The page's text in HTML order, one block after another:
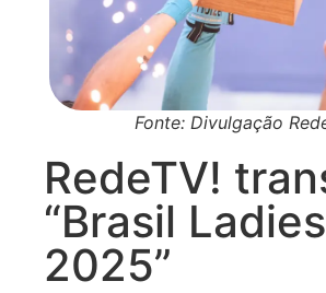
Fonte: Divulgação
RedeTV!
“Brasil
2025”